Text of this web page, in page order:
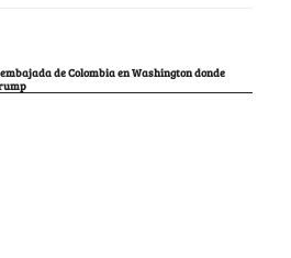
de Colombia en Washington donde